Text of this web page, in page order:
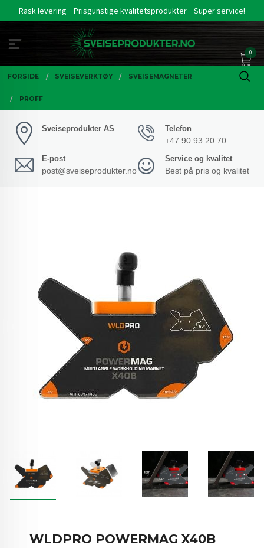
Rask levering Prisgunstige kvalitetsprodukter Super service!
0
FORSIDE SVEISEVERKTØY SVEISEMAGNETER
PROFF
Sveiseprodukter AS Telefon
+47 90 93 20 70
E-post
post@sveiseprodukter.no
Service og kvalitet
Best på pris og kvalitet
WLDPRO POWERMAG X40B